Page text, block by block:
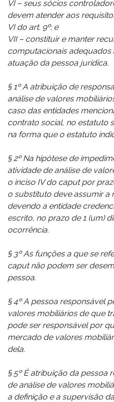
VI – seus sócios
devem atender aos
VI do art. 9º; e
VII – constituir e manter
computacionais adequados
atuação da pessoa jurídica.
§ 1º A atribuição de
análise de valores
caso das entidades
contrato social, no estatuto
na forma que o estatuto
§ 2º Na hipótese de
atividade de análise de
o inciso IV do caput por
o substituto deve assumir a
devendo a entidade
escrito, no prazo de 1 (um)
ocorrência.
§ 3º As funções a que se
caput não podem ser
pessoa.
§ 4º A pessoa responsável
valores mobiliários de que
pode ser responsável por
mercado de valores
dela.
§ 5º É atribuição da pessoa
de análise de valores
a definição e a supervisão